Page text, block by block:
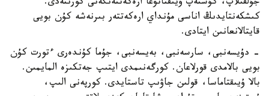
كىشكەنتايدىڭ اناسى مۇنداي ارەكەتتەر بىرنەشە كۇن بويى
قايتالانعانىن ايتادى.
- دۇيسەنبى، سارسەنبى، بەيسەنبى، جۇما كۇندەرى ءتورت كۇن
بويى بالامدى قورلاعان. كورگەنىمدى ايتىپ جەتكىزە المايمىن.
بالا ۇيىقتاماسا، قولىن جاۋىپ تاستايدى. كورپەنى الىپ،